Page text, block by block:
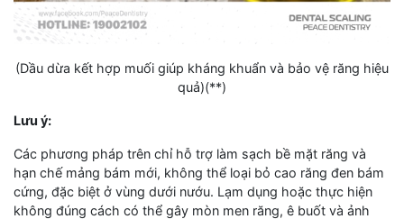
(Dầu dừa kết hợp muối giúp kháng khuẩn và bảo vệ răng hiệu
quả)(**)
Lưu ý:
Các phương pháp trên chỉ hỗ trợ làm sạch bề mặt răng và
hạn chế mảng bám mới, không thể loại bỏ cao răng đen bám
cứng, đặc biệt ở vùng dưới nướu. Lạm dụng hoặc thực hiện
không đúng cách có thể gây mòn men răng, ê buốt và ảnh